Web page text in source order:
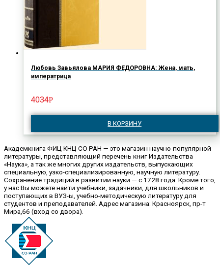
Любовь Завьялова МАРИЯ ФЕДОРОВНА: Жена, мать,
императрица
4034Р
В КОРЗИНУ
Академкнига ФИЦ КНЦ СО РАН — это магазин научно-популярной
литературы, представляющий перечень книг Издательства
«Наука», а так же многих других издательств, выпускающих
специальную, узко-специализированную, научную литературу.
Сохранение традиций в развитии науки — с 1728 года. Кроме того,
у нас Вы можете найти учебники, задачники, для школьников и
поступающих в ВУЗ-ы, учебно-методическую литературу для
студентов и преподавателей. Адрес магазина: Красноярск, пр-т
Мира,66 (вход со двора).